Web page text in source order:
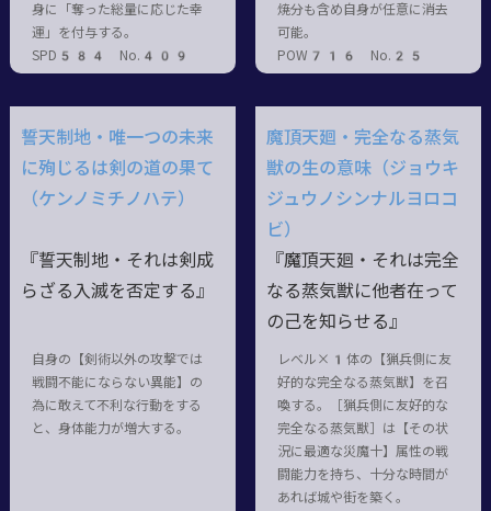
身に「奪った総量に応じた幸
運」を付与する。
SPD584 No.409
焼分も含め自身が任意に消去
可能。
POW716 No.25
誓天制地・唯一つの未来
に殉じるは剣の道の果て
（ケンノミチノハテ）
『誓天制地・それは剣成
らざる入滅を否定する』
自身の【剣術以外の攻撃では
戦闘不能にならない異能】の
為に敢えて不利な行動をする
と、身体能力が増大する。
魔頂天廻・完全なる蒸気
獣の生の意味（ジョウキ
ジュウノシンナルヨロコ
ビ）
『魔頂天廻・それは完全
なる蒸気獣に他者在って
の己を知らせる』
レベル×1体の【猟兵側に友
好的な完全なる蒸気獣】を召
喚する。［猟兵側に友好的な
完全なる蒸気獣］は【その状
況に最適な災魔十】属性の戦
闘能力を持ち、十分な時間が
あれば城や街を築く。